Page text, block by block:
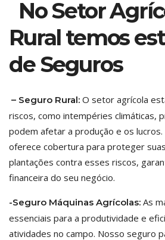
No Setor
Rural temos
de Seguros
– Seguro Rural: O setor agrícola
riscos, como intempéries climáticas,
podem afetar a produção e os
oferece cobertura para proteger
plantações contra esses riscos,
financeira do seu negócio.
-Seguro Máquinas Agrícolas: As
essenciais para a produtividade e
atividades no campo. Nosso seguro